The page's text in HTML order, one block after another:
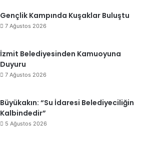
Gençlik Kampında Kuşaklar Buluştu
7 Ağustos 2026
İzmit Belediyesinden Kamuoyuna
Duyuru
7 Ağustos 2026
Büyükakın: “Su İdaresi Belediyeciliğin
Kalbindedir”
5 Ağustos 2026